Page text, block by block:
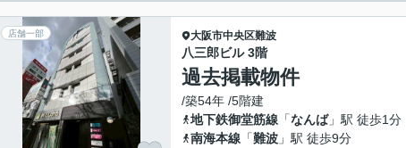
店舗一部 大阪市中央区難波
八三郎ビル 3階
過去掲載物件
/築54年 /5階建
地下鉄御堂筋線 「なんば」駅 徒歩1分
南海本線 「難波 」駅 徒歩9分